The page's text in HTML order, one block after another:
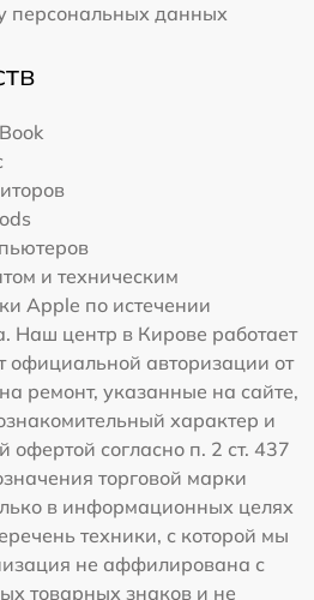
персональных данных
и техническим
Apple по истечении
Наш центр в Кирове работает
официальной авторизации от
ремонт, указанные на сайте,
характер и
офертой согласно п. 2 ст. 437
торговой марки
в информационных целях
техники, с которой мы
не аффилирована с
товарных знаков и не